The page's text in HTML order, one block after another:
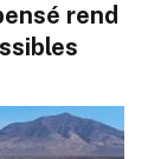
rend